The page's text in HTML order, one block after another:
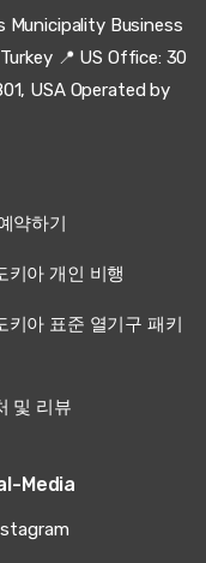
Municipality Business
📍 US Office: 30
USA Operated by
약하기
키아 개인 비행
키아 표준 열기구 패키
및 리뷰
Media